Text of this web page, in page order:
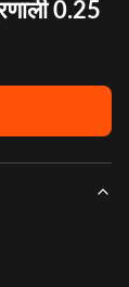
0.25